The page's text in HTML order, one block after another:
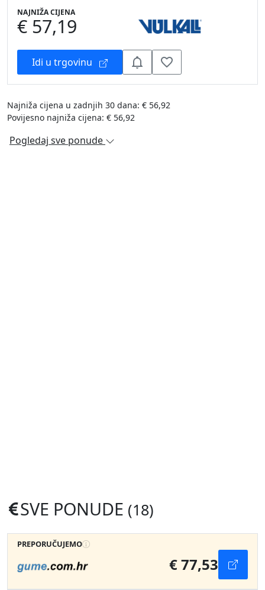
NAJNIŽA CIJENA
€ 57,19
Idi u trgovinu
Najniža cijena u zadnjih 30 dana: € 56,92
Povijesno najniža cijena: € 56,92
Pogledaj sve ponude
SVE PONUDE (18)
PREPORUČUJEMO
€ 77,53